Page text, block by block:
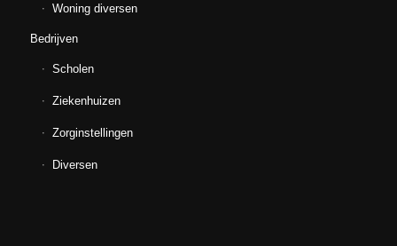
Woning diversen
Bedrijven
Scholen
Ziekenhuizen
Zorginstellingen
Diversen